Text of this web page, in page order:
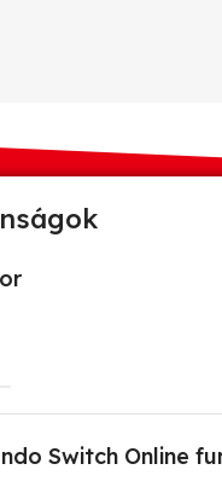
Switch Online